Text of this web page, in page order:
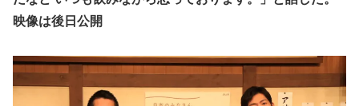
映像は後日公開